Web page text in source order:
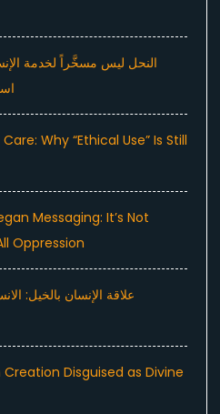
النحل ليس مسخَّراً لخدمة
Why “Ethical Use” Is Still
Messaging: It’s Not
Oppression
علاقة الإنسان بالخيل:
Disguised as Divine